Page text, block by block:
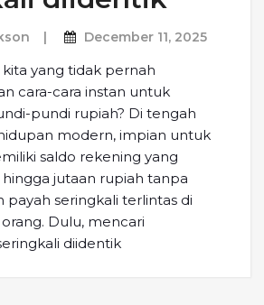
December 11, 2025
kita yang tidak pernah
cara-cara instan untuk
pundi rupiah? Di tengah
modern, impian untuk
saldo rekening yang
jutaan rupiah tanpa
payah seringkali terlintas di
Dulu, mencari
diidentik